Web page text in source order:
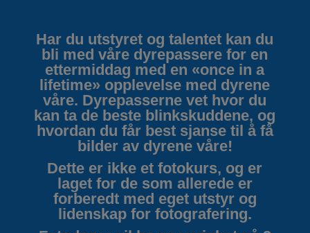
Har du utstyret og talentet kan du
bli med våre dyrepassere for en
ettermiddag med en «once in a
lifetime» opplevelse med dyrene
våre. Dyrepasserne vet hvor du
kan ta de beste blinkskuddene, og
hvordan du får best sjanse til å få
bilder av dyrene våre!
Dette er ikke et fotokurs, og er
laget for de som allerede er
forberedt med eget utstyr og
lidenskap for fotografering.